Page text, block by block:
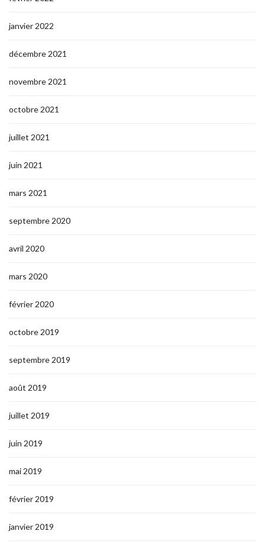
janvier 2022
décembre 2021
novembre 2021
octobre 2021
juillet 2021
juin 2021
mars 2021
septembre 2020
avril 2020
mars 2020
février 2020
octobre 2019
septembre 2019
août 2019
juillet 2019
juin 2019
mai 2019
février 2019
janvier 2019